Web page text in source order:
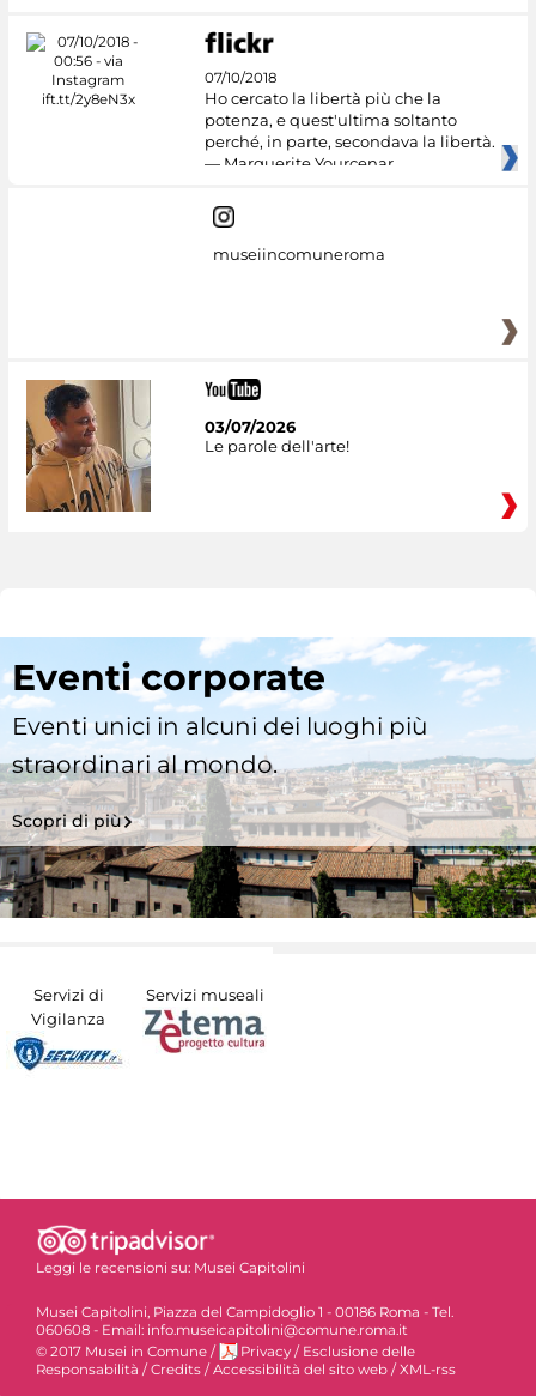
07/10/2018
Ho cercato la libertà più che la
potenza, e quest'ultima soltanto
perché, in parte, secondava la libertà.
— Marguerite Yourcenar
museiincomuneroma
03/07/2026
Le parole dell'arte!
Eventi corporate
Eventi unici in alcuni dei luoghi più
straordinari al mondo.
Scopri di più
Servizi di
Vigilanza
Servizi museali
Leggi le recensioni su: Musei Capitolini
Musei Capitolini, Piazza del Campidoglio 1 - 00186 Roma - Tel.
060608 - Email: info.museicapitolini@comune.roma.it
© 2017 Musei in Comune / Privacy / Esclusione delle
Responsabilità / Credits / Accessibilità del sito web / XML-rss